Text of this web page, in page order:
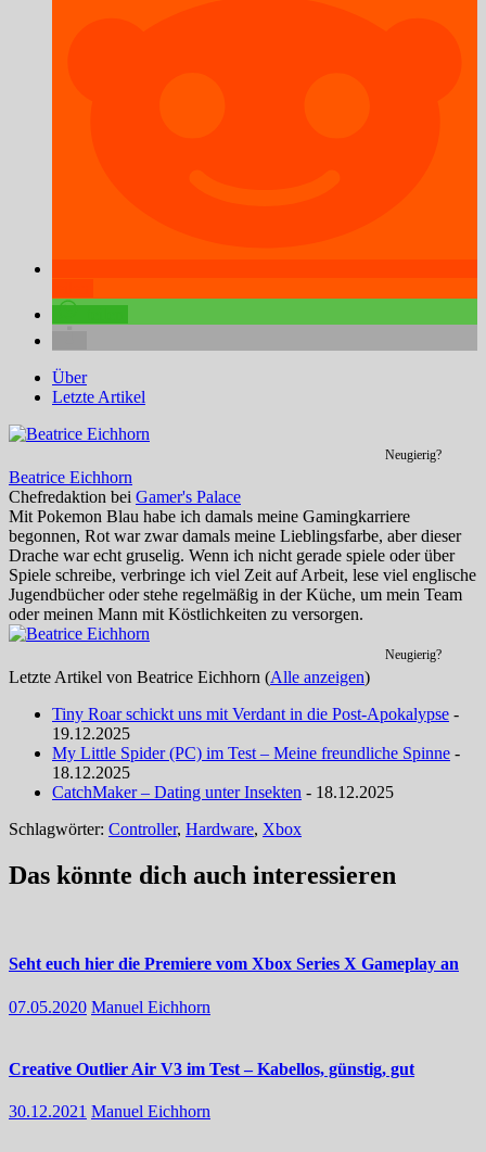
Über
Letzte Artikel
Neugierig?
Beatrice Eichhorn
Chefredaktion bei Gamer's Palace
Mit Pokemon Blau habe ich damals meine Gamingkarriere
begonnen, Rot war zwar damals meine Lieblingsfarbe, aber dieser
Drache war echt gruselig. Wenn ich nicht gerade spiele oder über
Spiele schreibe, verbringe ich viel Zeit auf Arbeit, lese viel englische
Jugendbücher oder stehe regelmäßig in der Küche, um mein Team
oder meinen Mann mit Köstlichkeiten zu versorgen.
Neugierig?
Letzte Artikel von Beatrice Eichhorn (Alle anzeigen)
Tiny Roar schickt uns mit Verdant in die Post-Apokalypse -
19.12.2025
My Little Spider (PC) im Test – Meine freundliche Spinne -
18.12.2025
CatchMaker – Dating unter Insekten - 18.12.2025
Schlagwörter: Controller, Hardware, Xbox
Das könnte dich auch interessieren
Seht euch hier die Premiere vom Xbox Series X Gameplay an
07.05.2020 Manuel Eichhorn
Creative Outlier Air V3 im Test – Kabellos, günstig, gut
30.12.2021 Manuel Eichhorn